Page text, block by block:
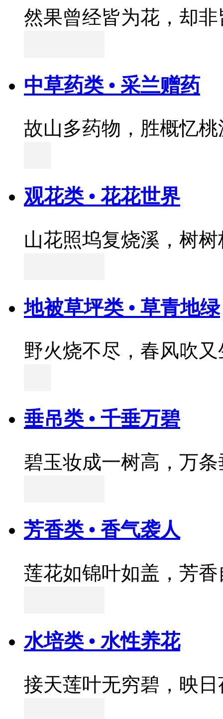
然果曾经皆为花，却
中草药类 • 采兰赠药
故山多药物，胜概忆桃
观花类 • 花花世界
山花照坞复烧溪，树
地被草坪类 • 草青地绿
野火烧不尽，春风吹又
垂吊类 • 千垂万碧
碧玉妆成一树高，万
芳香类 • 香气袭人
莲花如锦叶如盖，芳
水培类 • 水性养花
接天莲叶无穷碧，映